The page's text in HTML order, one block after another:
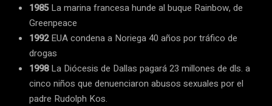
1985La marina francesa hunde al buque Rainbow, de
Greenpeace
1992EUA condena a Noriega 40 años por tráfico de
drogas
1998La Diócesis de Dallas pagará 23 millones de dls. a
cinco niños que denuenciaron abusos sexuales por el
padre Rudolph Kos.